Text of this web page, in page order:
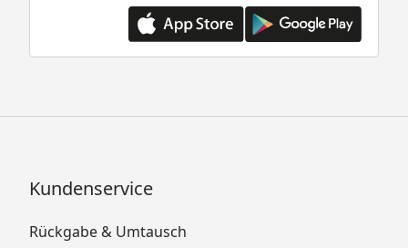
Kundenservice
Rückgabe & Umtausch